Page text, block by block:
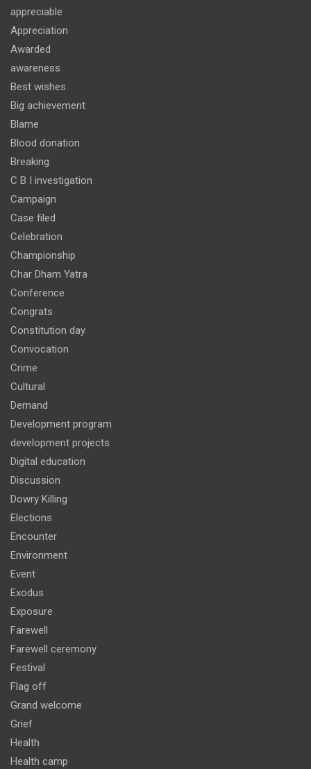
appreciable
Appreciation
Awarded
awareness
Best wishes
Big achievement
Blame
Blood donation
Breaking
C B I investigation
Campaign
Case filed
Celebration
Championship
Char Dham Yatra
Conference
Congrats
Constitution day
Convocation
Crime
Cultural
Demand
Development program
development projects
Digital education
Discussion
Dowry Killing
Elections
Encounter
Environment
Event
Exodus
Exposure
Farewell
Farewell ceremony
Festival
Flag off
Grand welcome
Grief
Health
Health camp